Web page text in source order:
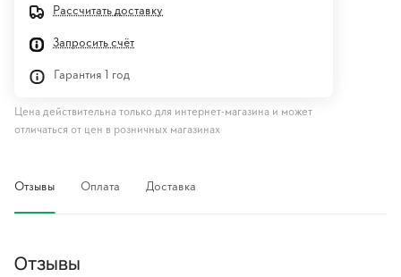
Рассчитать доставку
Запросить счёт
Гарантия 1 год
Цена действительна только для интернет-магазина и может
отличаться от цен в розничных магазинах
Отзывы Оплата Доставка
Отзывы